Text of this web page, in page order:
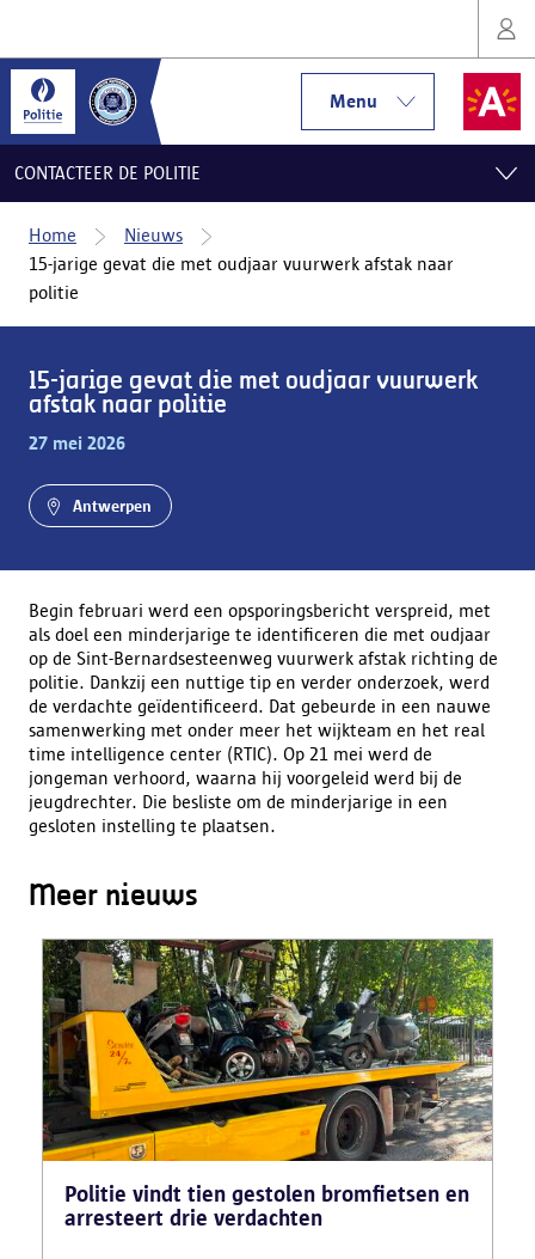
Menu
CONTACTEER DE POLITIE
Home
Nieuws
15-jarige gevat die met oudjaar vuurwerk afstak naar
politie
15-jarige gevat die met oudjaar vuurwerk
afstak naar politie
27 mei 2026
Antwerpen
Begin februari werd een opsporingsbericht verspreid, met
als doel een minderjarige te identificeren die met oudjaar
op de Sint-Bernardsesteenweg vuurwerk afstak richting de
politie. Dankzij een nuttige tip en verder onderzoek, werd
de verdachte geïdentificeerd. Dat gebeurde in een nauwe
samenwerking met onder meer het wijkteam en het real
time intelligence center (RTIC). Op 21 mei werd de
jongeman verhoord, waarna hij voorgeleid werd bij de
jeugdrechter. Die besliste om de minderjarige in een
gesloten instelling te plaatsen.
Meer nieuws
Politie vindt tien gestolen bromfietsen en
arresteert drie verdachten